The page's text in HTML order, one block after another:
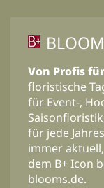
Von Profis
floristische
für Event-,
für jede
immer
dem B+ Icon
blooms.de.